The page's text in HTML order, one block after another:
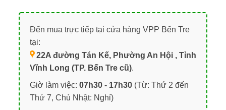
Đến mua trực tiếp tại cửa hàng VPP Bến Tre
tại:
22A đường Tán Kế, Phường An Hội , Tỉnh
Vĩnh Long (TP. Bến Tre cũ).
Giờ làm việc: 07h30 - 17h30(Từ: Thứ 2 đến
Thứ 7, Chủ Nhật: Nghỉ)